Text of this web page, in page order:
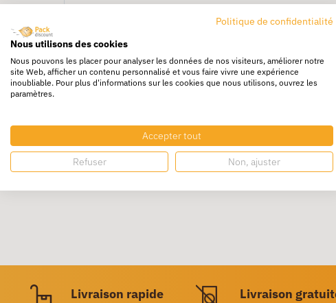
Lepapier millimétréest un papier quadrillé ayant
Des plus grosses graduations sont tous les
sciences ou
Pochette de 12 feuilles A4. Papier 90 g.
Impression recto bistre, verso bleu.
Livraison rapide Livraison
Politique de confidentialité
Nous utilisons des cookies
Nous pouvons les placer pour analyser les données de nos visiteurs, améliorer notre
site Web, afficher un contenu personnalisé et vous faire vivre une expérience
inoubliable. Pour plus d'informations sur les cookies que nous utilisons, ouvrez les
paramètres.
Accepter tout
Refuser Non, ajuster